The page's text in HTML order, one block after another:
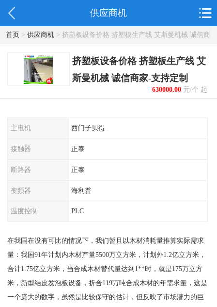
供应商机
首页> 供应商机> 挤塑板设备价格 挤塑板生产线 艾斯曼机械 诚信商
家-支持定制
挤塑板设备价格 挤塑板生产线 艾
斯曼机械 诚信商家-支持定制
630000.00元/个 起
主电机 西门子贝得
接触器 正泰
断路器 正泰
变频器 海利普
温度控制 PLC
在我国在没有可比的情况下，我们暂且以木材消耗量推算实际需求
量：我国91年计划内木材产量5500万立方米，计划外1.2亿立方米，
合计1.75亿立方米，当合成木材替代量达到1**时，就是175万立方
米，新型结皮发泡板设备，折合119万吨合成木材的年需求量，这是
一个庞大的数字，虽然是比较保守的估计，但反映了市场潜力的巨